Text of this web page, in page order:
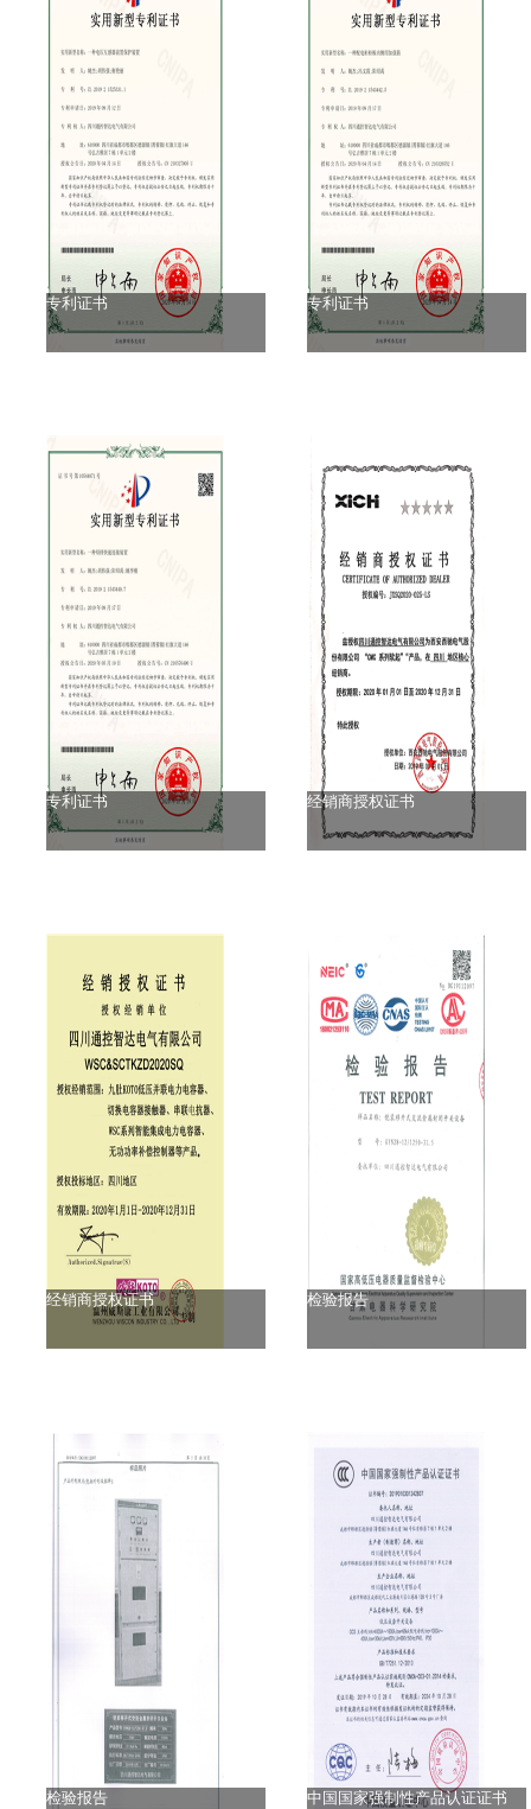
专利证书 专利证书
专利证书 经销商授权证书
经销商授权证书 检验报告
检验报告 中国国家强制性产品认证证书